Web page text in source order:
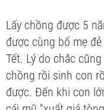
Lấy chồng được 5
được cùng bố mẹ
Tết. Lý do chắc
chồng rồi sinh con
được. Đến khi con